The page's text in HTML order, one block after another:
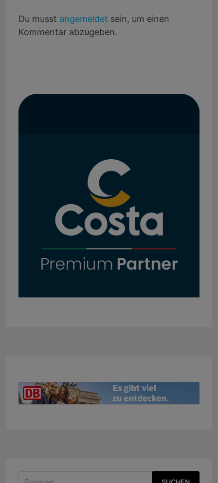
Du musst angemeldet sein, um einen
Kommentar abzugeben.
Suchen